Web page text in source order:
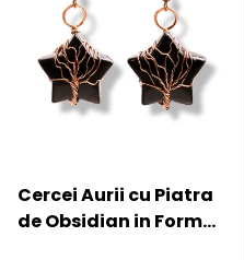
Cercei Aurii cu Piatra
de Obsidian in Forma